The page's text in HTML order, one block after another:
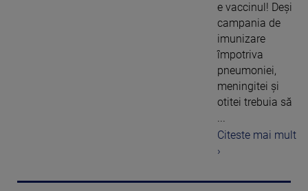
e vaccinul! Deşi
campania de
imunizare
împotriva
pneumoniei,
meningitei şi
otitei trebuia să
...
Citeste mai mult
›